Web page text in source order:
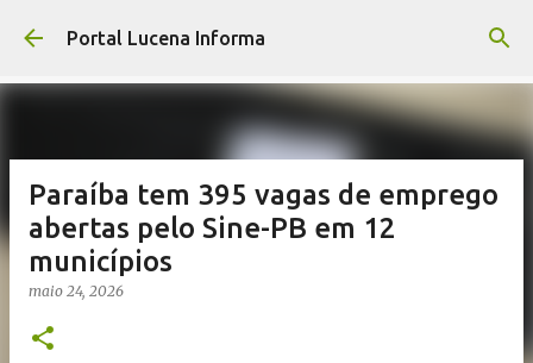
Pular para o conteúdo principal
Portal Lucena Informa
Paraíba tem 395 vagas de emprego
abertas pelo Sine-PB em 12
municípios
maio 24, 2026